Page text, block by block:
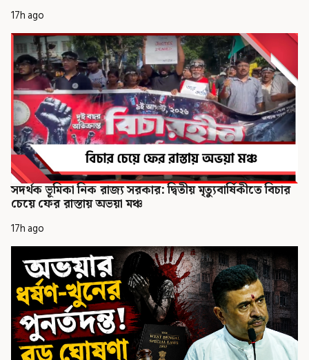
17h ago
সদর্থক ভূমিকা নিক রাজ্য সরকার: দ্বিতীয় মৃত্যুবার্ষিকীতে বিচার
চেয়ে ফের রাস্তায় অভয়া মঞ্চ
17h ago